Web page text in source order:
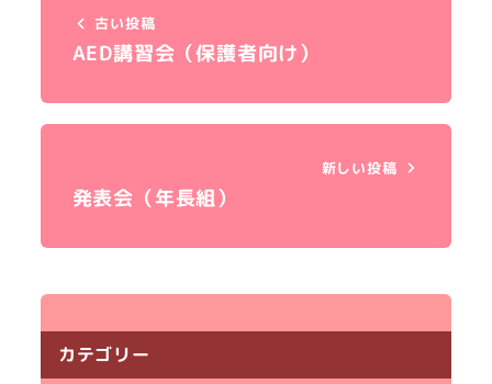
古い投稿
AED講習会（保護者向け）
新しい投稿
発表会（年長組）
カテゴリー